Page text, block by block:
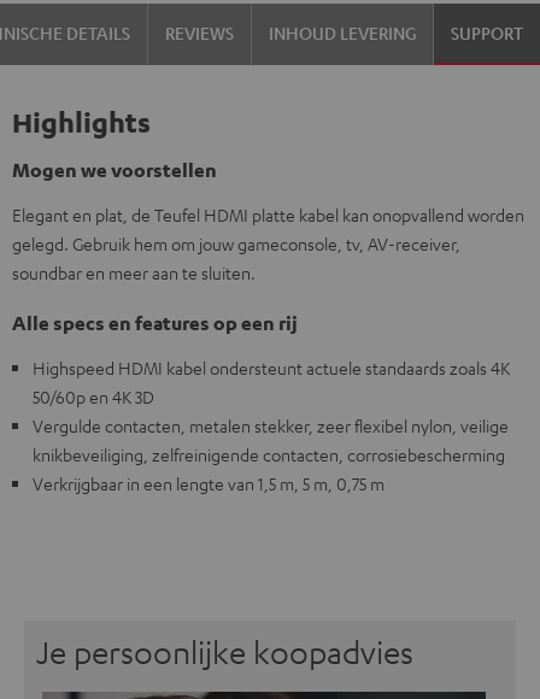
DETAILS REVIEWS INHOUD LEVERING SUPPORT
Highlights
Mogen we voorstellen
Elegant en plat, de Teufel HDMI platte kabel kan onopvallend worden
gelegd. Gebruik hem om jouw gameconsole, tv, AV-receiver,
soundbar en meer aan te sluiten.
Alle specs en features op een rij
Highspeed HDMI kabel ondersteunt actuele standaards zoals 4K
50/60p en 4K 3D
Vergulde contacten, metalen stekker, zeer flexibel nylon, veilige
knikbeveiliging, zelfreinigende contacten, corrosiebescherming
Verkrijgbaar in een lengte van 1,5 m, 5 m, 0,75 m
Je persoonlijke koopadvies